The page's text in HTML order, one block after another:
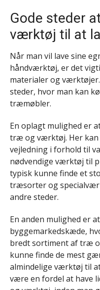
Gode steder
værktøj til at
Når man vil lave sine
håndværktøj, er det
materialer og
steder, hvor man kan
træmøbler.
En oplagt mulighed er
træ og værktøj. Her kan
vejledning i forhold til
nødvendige værktøj til
typisk kunne finde et
træsorter og
andre steder.
En anden mulighed er
byggemarkedskæde,
bredt sortiment af træ
kunne finde de mest
almindelige værktøj til
være en fordel at have